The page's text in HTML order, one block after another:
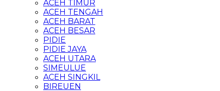
ACEH TIMUR
ACEH TENGAH
ACEH BARAT
ACEH BESAR
PIDIE
PIDIE JAYA
ACEH UTARA
SIMEULUE
ACEH SINGKIL
BIREUEN